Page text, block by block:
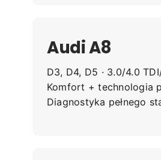
Audi A8
D3, D4, D5 · 3.0/4.0
Komfort + technologia
Diagnostyka pełnego